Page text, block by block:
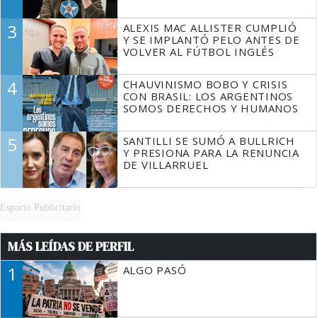
3
ALEXIS MAC ALLISTER CUMPLIÓ
Y SE IMPLANTÓ PELO ANTES DE
VOLVER AL FÚTBOL INGLÉS
4
CHAUVINISMO BOBO Y CRISIS
CON BRASIL: LOS ARGENTINOS
SOMOS DERECHOS Y HUMANOS
5
SANTILLI SE SUMÓ A BULLRICH
Y PRESIONA PARA LA RENUNCIA
DE VILLARRUEL
Espacio Publicitario
MÁS LEÍDAS DE PERFIL
1 ALGO PASÓ